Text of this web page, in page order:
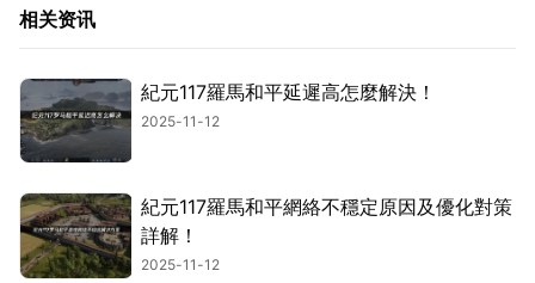
相关资讯
紀元117羅馬和平延遲高怎麼解決！
2025-11-12
紀元117羅馬和平網絡不穩定原因及優化對策
詳解！
2025-11-12